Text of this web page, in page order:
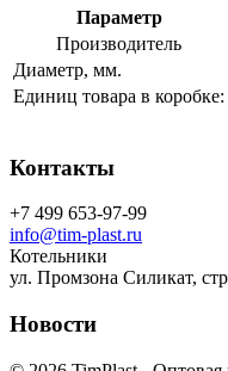
Параметр
Производитель
Диаметр, мм.
Единиц товара в коробке:
Контакты
+7 499 653-97-99
info@tim-plast.ru
Котельники
ул. Промзона Силикат,
Новости